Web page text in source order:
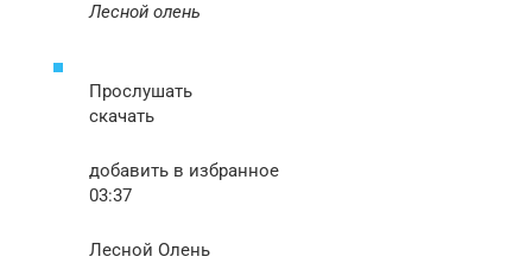
Лесной олень
Прослушать
скачать
добавить в избранное
03:37
Лесной Олень